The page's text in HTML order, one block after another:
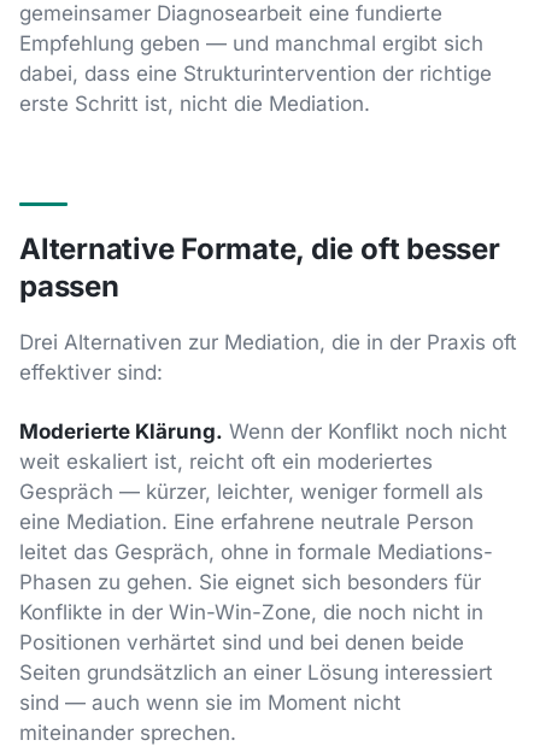
gemeinsamer Diagnosearbeit eine fundierte
Empfehlung geben — und manchmal ergibt sich
dabei, dass eine Strukturintervention der richtige
erste Schritt ist, nicht die Mediation.
Alternative Formate, die oft besser
passen
Drei Alternativen zur Mediation, die in der Praxis oft
effektiver sind:
Moderierte Klärung. Wenn der Konflikt noch nicht
weit eskaliert ist, reicht oft ein moderiertes
Gespräch — kürzer, leichter, weniger formell als
eine Mediation. Eine erfahrene neutrale Person
leitet das Gespräch, ohne in formale Mediations-
Phasen zu gehen. Sie eignet sich besonders für
Konflikte in der Win-Win-Zone, die noch nicht in
Positionen verhärtet sind und bei denen beide
Seiten grundsätzlich an einer Lösung interessiert
sind — auch wenn sie im Moment nicht
miteinander sprechen.